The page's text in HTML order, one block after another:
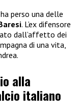
perso una delle
. L’ex difensore
dall’affetto dei
di una vita,
alla
italiano